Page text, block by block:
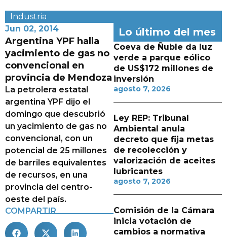
Industria
Jun 02, 2014
Argentina YPF halla
yacimiento de gas no
convencional en
provincia de Mendoza
La petrolera estatal
argentina YPF dijo el
domingo que descubrió
un yacimiento de gas no
convencional, con un
potencial de 25 millones
de barriles equivalentes
de recursos, en una
provincia del centro-
oeste del país.
COMPARTIR
Lo último del mes
Coeva de Ñuble da luz
verde a parque eólico
de US$172 millones de
inversión
agosto 7, 2026
Ley REP: Tribunal
Ambiental anula
decreto que fija metas
de recolección y
valorización de aceites
lubricantes
agosto 7, 2026
Comisión de la Cámara
inicia votación de
cambios a normativa